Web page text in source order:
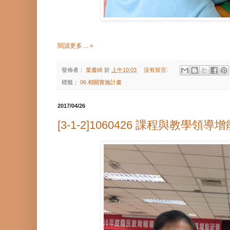
閱讀更多.... »
發佈者： 葉書綺 於 上午10:03 沒有留言:
標籤： 06.相關實施計畫
2017/04/26
[3-1-2]1060426 課程與教學領導增